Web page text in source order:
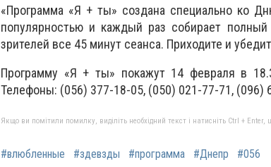
«Программа «Я + ты» создана специально ко
популярностью и каждый раз собирает
зрителей все 45 минут сеанса. Приходите и
Программу «Я + ты» покажут 14 февраля в
Телефоны: (056) 377-18-05, (050) 021-77-71, (096)
Якщо ви помітили помилку, виділіть необхідний текст і натисніть Ctrl +
#влюбленные #здевзды #программа #Днепр #056